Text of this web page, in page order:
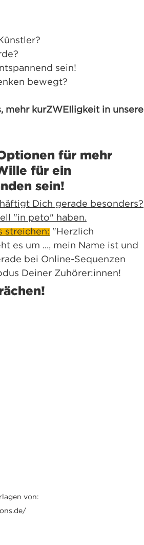
sein!
bewegt?
mehr kurZWEIligkeit in unsere
für mehr
für ein
sein!
Dich gerade besonders?
"in peto" haben.
streichen: "Herzlich
es um ..., mein Name ist und
bei Online-Sequenzen
Deiner Zuhörer:innen!
von: